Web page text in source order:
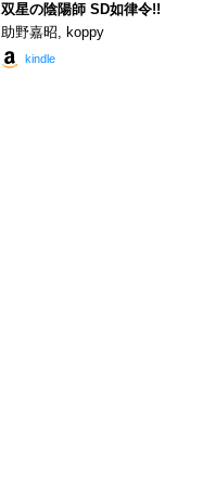
双星の陰陽師 SD如律令!!
助野嘉昭, koppy
kindle